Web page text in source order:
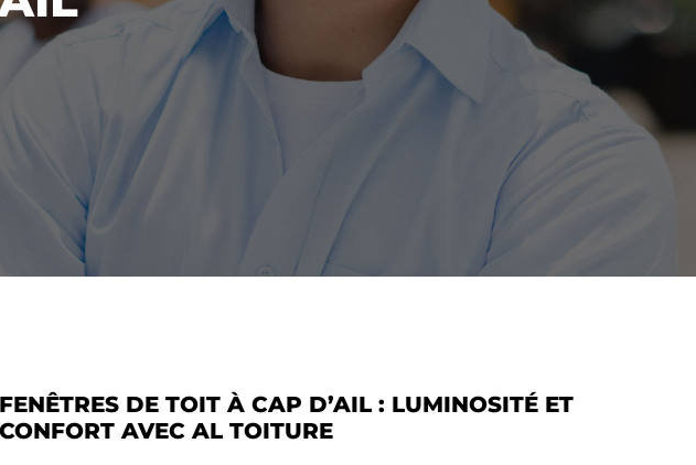
FENÊTRES DE TOIT À CAP D’AIL : LUMINOSITÉ ET
CONFORT AVEC AL TOITURE